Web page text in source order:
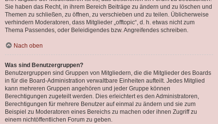
Sie haben das Recht, in ihrem Bereich Beiträge zu ändern und zu löschen und
Themen zu schließen, zu öffnen, zu verschieben und zu teilen. Üblicherweise
verhindern Moderatoren, dass Mitglieder „offtopic“, d. h. etwas nicht zum
Thema Passendes, oder Beleidigendes bzw. Angreifendes schreiben.
Nach oben
Was sind Benutzergruppen?
Benutzergruppen sind Gruppen von Mitgliedern, die die Mitglieder des Boards
in für die Board-Administration verwaltbare Einheiten aufteilt. Jedes Mitglied
kann mehreren Gruppen angehören und jeder Gruppe können
Berechtigungen zugeteilt werden. Dies erleichtert es den Administratoren,
Berechtigungen für mehrere Benutzer auf einmal zu ändern und sie zum
Beispiel zu Moderatoren eines Bereichs zu machen oder ihnen Zugriff zu
einem nichtöffentlichen Forum zu geben.